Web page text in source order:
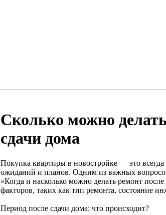
Сколько можно
сдачи дома
Покупка квартиры в новостройке — это
ожиданий и планов. Одним из важных
«Когда и насколько можно делать ремонт
факторов, таких как тип ремонта, состояние
Период после сдачи дома: что происходит?